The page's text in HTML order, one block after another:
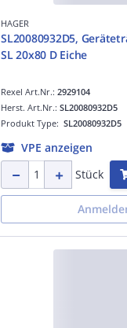
HAGER
SL20080932D5,
SL 20x80 D Eiche
Rexel Art.Nr.: 2929104
Produkt Type: SL20080932D5
Herst. Art.Nr.: SL20080932D5
VPE anzeigen
Stück